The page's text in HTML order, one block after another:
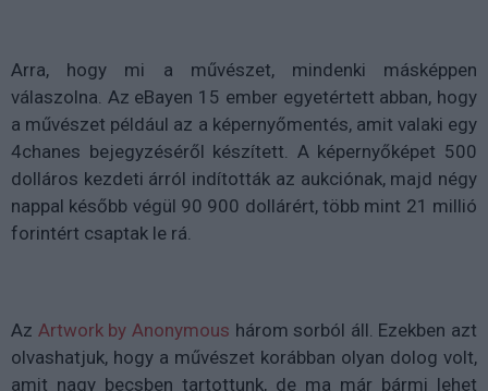
Arra, hogy mi a művészet, mindenki másképpen
válaszolna. Az eBayen 15 ember egyetértett abban, hogy
a művészet például az a képernyőmentés, amit valaki egy
4chanes bejegyzéséről készített. A képernyőképet 500
dolláros kezdeti árról indították az aukciónak, majd négy
nappal később végül 90 900 dollárért, több mint 21 millió
forintért csaptak le rá.
Az Artwork by Anonymous három sorból áll. Ezekben azt
olvashatjuk, hogy a művészet korábban olyan dolog volt,
amit nagy becsben tartottunk, de ma már bármi lehet